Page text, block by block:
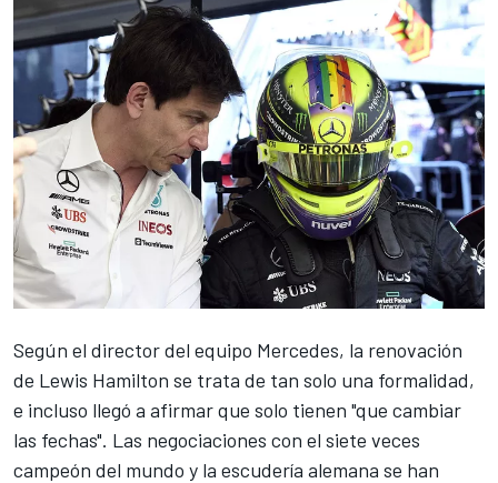
Según el director del equipo Mercedes, la renovación
de Lewis Hamilton se trata de tan solo una formalidad,
e incluso llegó a afirmar que solo tienen "que cambiar
las fechas". Las negociaciones con el siete veces
campeón del mundo y la escudería alemana se han